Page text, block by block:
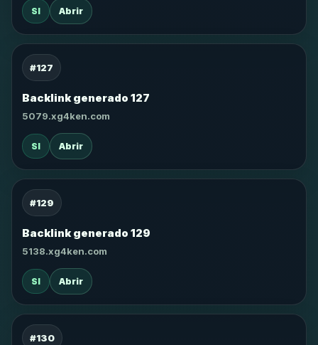
SI Abrir
#127
Backlink generado 127
5079.xg4ken.com
SI Abrir
#129
Backlink generado 129
5138.xg4ken.com
SI Abrir
#130